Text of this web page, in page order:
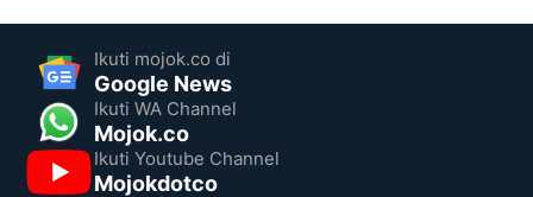
Ikuti mojok.co di
Google News
Ikuti WA Channel
Mojok.co
Ikuti Youtube Channel
Mojokdotco